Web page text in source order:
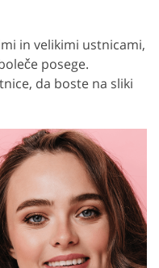
in velikimi ustnicami,
posege.
da boste na sliki